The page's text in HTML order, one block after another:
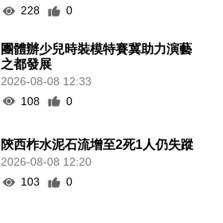
228
0
團體辦少兒時裝模特賽冀助力演藝
之都發展
2026-08-08 12:33
108
0
陝西柞水泥石流增至2死1人仍失蹤
2026-08-08 12:20
103
0